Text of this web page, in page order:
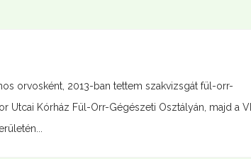
orvosként, 2013-ban tettem szakvizsgát fül-orr-
Kórház Fül-Orr-Gégészeti Osztályán, majd a VII.